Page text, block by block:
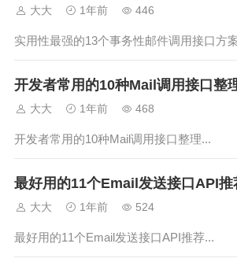
发服务的8大优势提...
大大 1年前 446
实用性最强的13个事务性邮件调用接口方
开发者常用的10种Mail调用接口整
大大 1年前 468
开发者常用的10种Mail调用接口整理...
最好用的11个Email发送接口API推
大大 1年前 524
最好用的11个Email发送接口API推荐...